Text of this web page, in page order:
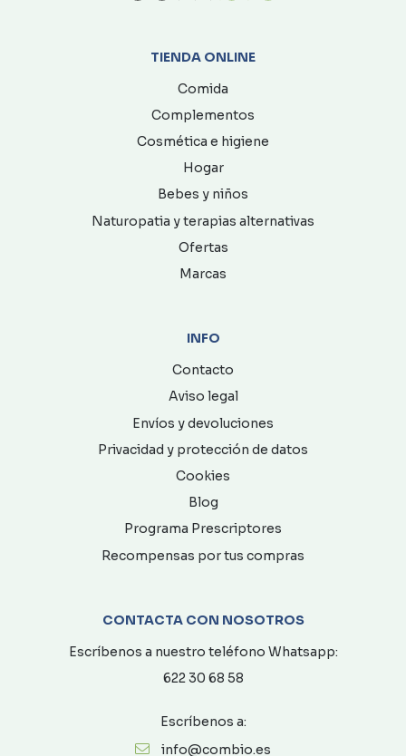
TIENDA ONLINE
Comida
Complementos
Cosmética e higiene
Hogar
Bebes y niños
Naturopatia y terapias alternativas
Ofertas
Marcas
INFO
Contacto
Aviso legal
Envíos y devoluciones
Privacidad y protección de datos
Cookies
Blog
Programa Prescriptores
Recompensas por tus compras
CONTACTA CON NOSOTROS
Escríbenos a nuestro teléfono Whatsapp:
622 30 68 58
Escríbenos a:
info@combio.es